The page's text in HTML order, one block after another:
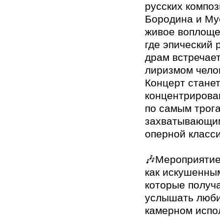
русских
Бородина и
живое
где эпический
драм
лиризмом
Концерт станет
по самым
оперной
как
которые
услышать
камерном